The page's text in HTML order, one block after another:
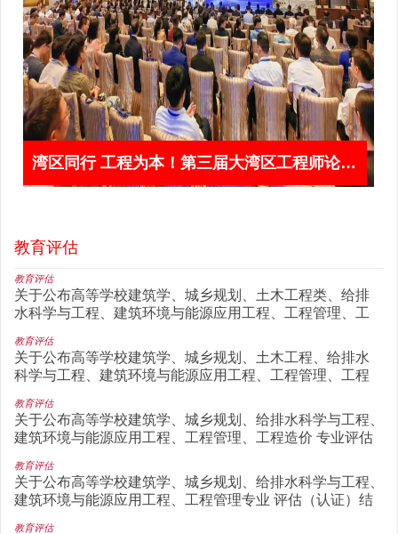
湾区同行 工程为本！第三届大湾区工程师论坛在澳门举办
教育评估
教育评估
关于公布高等学校建筑学、城乡规划、土木工程类、给排
水科学与工程、建筑环境与能源应用工程、工程管理、工
教育评估
关于公布高等学校建筑学、城乡规划、土木工程、给排水
科学与工程、建筑环境与能源应用工程、工程管理、工程
教育评估
关于公布高等学校建筑学、城乡规划、给排水科学与工程、
建筑环境与能源应用工程、工程管理、工程造价 专业评估
教育评估
关于公布高等学校建筑学、城乡规划、给排水科学与工程、
建筑环境与能源应用工程、工程管理专业 评估（认证）结
教育评估